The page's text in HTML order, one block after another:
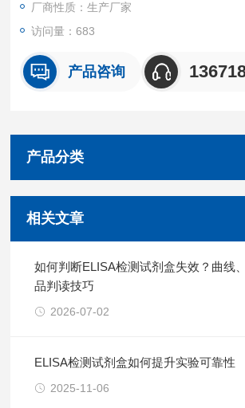
厂商性质：生产厂家
访问量：683
产品咨询
产品分类
相关文章
如何判断ELISA检测试剂盒失效？曲线
品判读技巧
2026-07-02
ELISA检测试剂盒如何提升实验可靠性
2025-11-06